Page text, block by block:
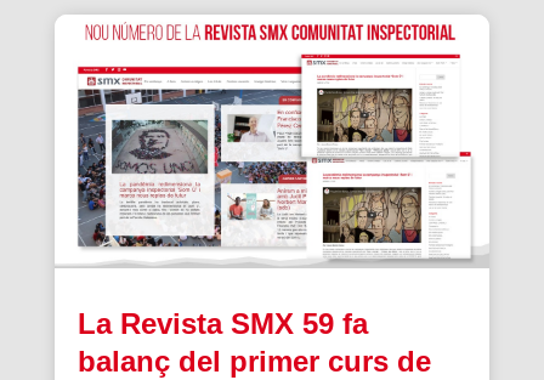
La Revista SMX 59 fa
balanç del primer curs de